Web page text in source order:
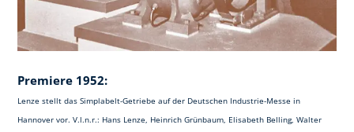
Premiere 1952:
Lenze stellt das Simplabelt-Getriebe auf der Deutschen Industrie-Messe in
Hannover vor. V.l.n.r.: Hans Lenze, Heinrich Grünbaum, Elisabeth Belling, Walter